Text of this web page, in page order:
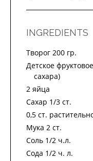
INGREDIENTS
Творог 200 гр.
Детское
сахара)
2 яйца
Сахар 1/3 ст.
0,5 ст.
Мука 2 ст.
Соль 1/2 ч.л.
Сода 1/2 ч. л.